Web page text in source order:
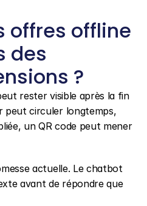
offres offline
des
?
rester visible après la fin
peut circuler longtemps,
un QR code peut mener
actuelle. Le chatbot
avant de répondre que